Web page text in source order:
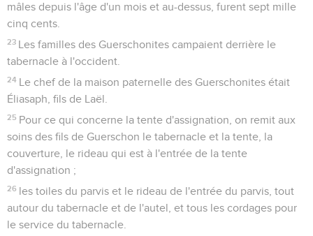
mâles depuis l'âge d'un mois et au-dessus, furent sept mille
cinq cents.
23 Les familles des Guerschonites campaient derrière le
tabernacle à l'occident.
24 Le chef de la maison paternelle des Guerschonites était
Éliasaph, fils de Laël.
25 Pour ce qui concerne la tente d'assignation, on remit aux
soins des fils de Guerschon le tabernacle et la tente, la
couverture, le rideau qui est à l'entrée de la tente
d'assignation ;
26 les toiles du parvis et le rideau de l'entrée du parvis, tout
autour du tabernacle et de l'autel, et tous les cordages pour
le service du tabernacle.